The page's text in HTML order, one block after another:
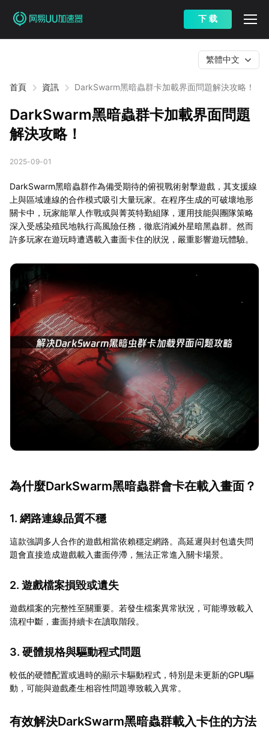
下 载
首頁 資訊 DarkSwarm黑暗蟲群卡加載界面問題解決攻略！
繁體中文
DarkSwarm黑暗蟲群卡加載界面問題
解決攻略！
2025-09-01
DarkSwarm黑暗蟲群作為備受期待的俯視戰術射擊遊戲，其支援線
上與區域連線的合作模式吸引大量玩家。在程序生成的可破壞地形
關卡中，玩家能單人作戰或與菁英特勤組隊，運用技能與團隊策略
深入受感染殖民地執行高風險任務，徹底消滅外星暗黑蟲群。然而
許多玩家在遊玩時遭遇載入畫面卡住的狀況，嚴重影響遊玩體驗。
為什麼DarkSwarm黑暗蟲群會卡在載入畫面？
1. 網路連線品質不穩
這款強調多人合作的遊戲相當依賴穩定網路。高延遲與封包遺失問
題會直接造成遊戲載入畫面停滯，無法正常進入關卡場景。
2. 遊戲檔案損毀或遺失
遊戲檔案的完整性至關重要。若發生檔案異常狀況，可能導致載入
流程中斷，畫面持續卡在讀取階段。
3. 硬體規格與驅動程式問題
較低的硬體配置或過時的顯示卡驅動程式，特別是未更新的GPU驅
動，可能與遊戲產生相容性問題導致載入異常。
有效解決DarkSwarm黑暗蟲群載入卡住的方法